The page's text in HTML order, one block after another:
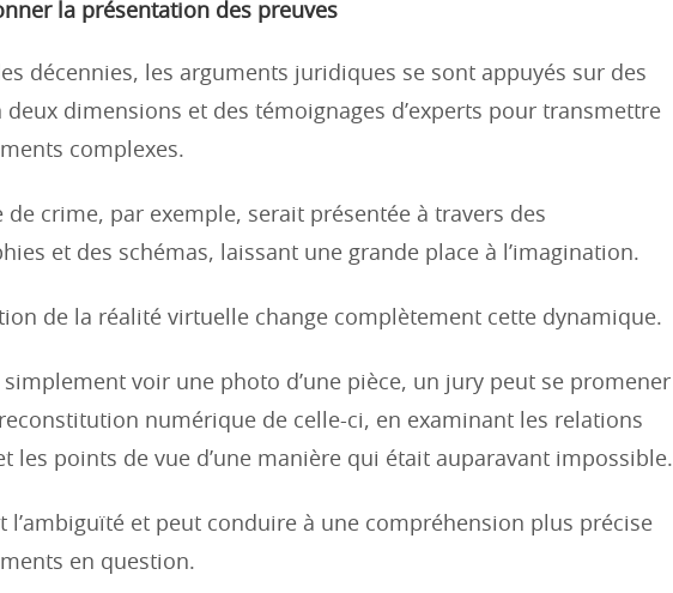
la présentation des preuves
décennies, les arguments juridiques se sont appuyés sur des
deux dimensions et des témoignages d’experts pour transmettre
complexes.
de crime, par exemple, serait présentée à travers des
et des schémas, laissant une grande place à l’imagination.
de la réalité virtuelle change complètement cette dynamique.
simplement voir une photo d’une pièce, un jury peut se promener
numérique de celle-ci, en examinant les relations
les points de vue d’une manière qui était auparavant impossible.
l’ambiguïté et peut conduire à une compréhension plus précise
en question.